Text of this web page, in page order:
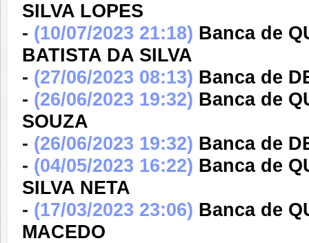
SILVA LOPES
- (10/07/2023 21:18) Banca de
BATISTA DA SILVA
- (27/06/2023 08:13) Banca de
- (26/06/2023 19:32) Banca de
SOUZA
- (26/06/2023 19:32) Banca de
- (04/05/2023 16:22) Banca de
SILVA NETA
- (17/03/2023 23:06) Banca de
MACEDO